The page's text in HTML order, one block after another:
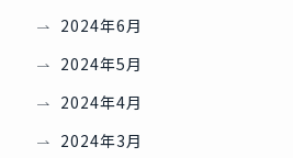
2024年6月
2024年5月
2024年4月
2024年3月